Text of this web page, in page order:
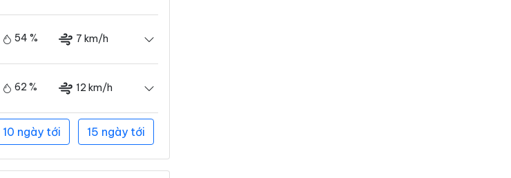
54 % 7 km/h
62 % 12 km/h
10 ngày tới 15 ngày tới